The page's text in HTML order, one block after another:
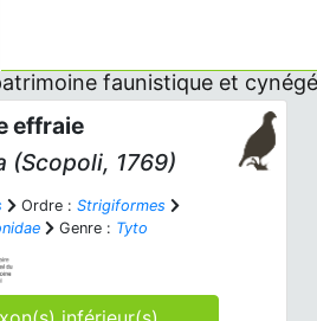
faunistique et
effraie
(Scopoli, 1769)
Ordre : Strigiformes
Genre : Tyto